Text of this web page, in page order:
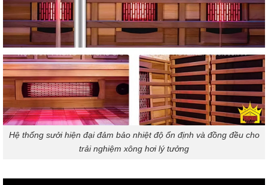
Hệ thống sưởi hiện đại đảm bảo nhiệt độ ổn định và đồng đều cho
trải nghiệm xông hơi lý tưởng